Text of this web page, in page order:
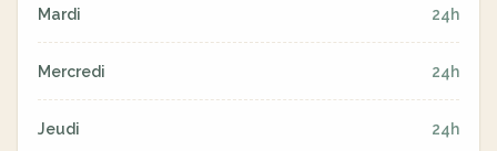
Mardi 24h
Mercredi 24h
Jeudi 24h